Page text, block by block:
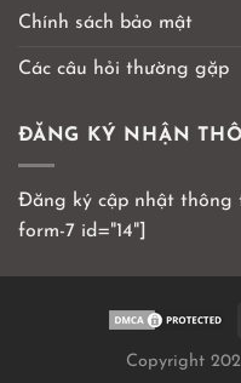
Chính sách bảo mật
Các câu hỏi thường gặp
ĐĂNG KÝ NHẬN
Đăng ký cập nhật thông
form-7 id="14"]
Copyright